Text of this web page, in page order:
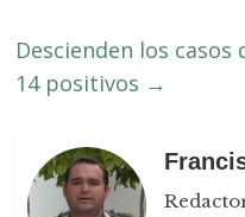
Descienden los
14 positivos →